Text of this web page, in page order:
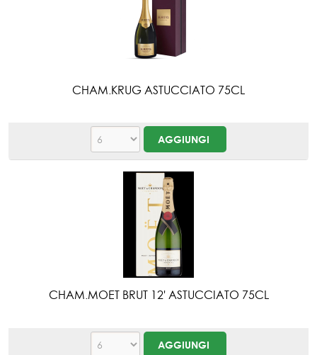
CHAM.KRUG ASTUCCIATO 75CL
CHAM.MOET BRUT 12' ASTUCCIATO 75CL